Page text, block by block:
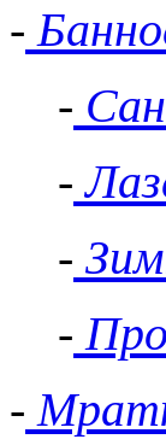
-
-
-
-
-
-